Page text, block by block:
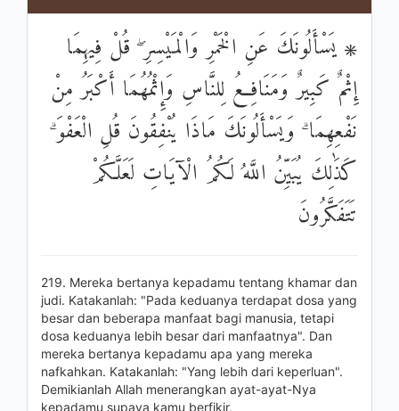
۞ يَسْأَلُونَكَ عَنِ الْخَمْرِ وَالْمَيْسِرِ ۖ قُلْ فِيهِمَا
إِثْمٌ كَبِيرٌ وَمَنَافِعُ لِلنَّاسِ وَإِثْمُهُمَا أَكْبَرُ مِنْ
نَفْعِهِمَا ۗ وَيَسْأَلُونَكَ مَاذَا يُنْفِقُونَ قُلِ الْعَفْوَ ۗ
كَذَٰلِكَ يُبَيِّنُ اللَّهُ لَكُمُ الْآيَاتِ لَعَلَّكُمْ
تَتَفَكَّرُونَ
219. Mereka bertanya kepadamu tentang khamar dan
judi. Katakanlah: "Pada keduanya terdapat dosa yang
besar dan beberapa manfaat bagi manusia, tetapi
dosa keduanya lebih besar dari manfaatnya". Dan
mereka bertanya kepadamu apa yang mereka
nafkahkan. Katakanlah: "Yang lebih dari keperluan".
Demikianlah Allah menerangkan ayat-ayat-Nya
kepadamu supaya kamu berfikir,